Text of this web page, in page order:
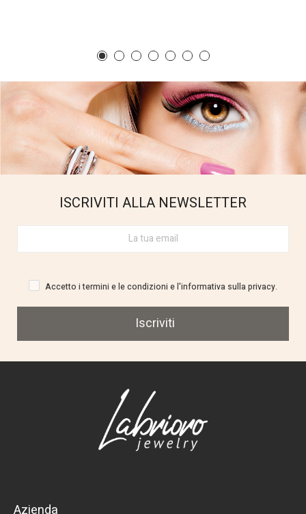
ISCRIVITI ALLA NEWSLETTER
Iscriviti
Accetto i termini e le condizioni e l'informativa sulla privacy.